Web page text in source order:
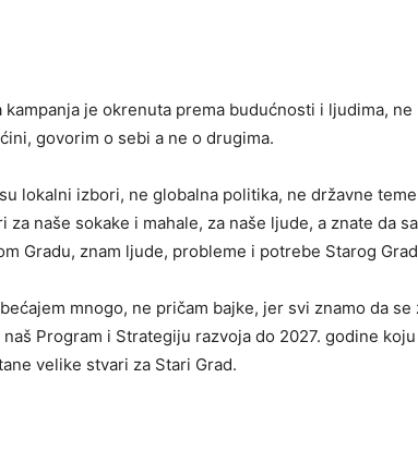
kampanja je okrenuta prema budućnosti i ljudima,
govorim o sebi a ne o drugima.
lokalni izbori, ne globalna politika, ne državne
za naše sokake i mahale, za naše ljude, a znate da
Gradu, znam ljude, probleme i potrebe Starog
mnogo, ne pričam bajke, jer svi znamo da
naš Program i Strategiju razvoja do 2027. godine
velike stvari za Stari Grad.